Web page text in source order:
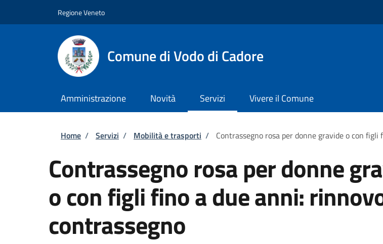
Regione Veneto
Comune di Vodo di Cadore
Amministrazione Novità Servizi Vivere il Comune
Briciole di pane
Home / Servizi / Mobilità e trasporti / Contrassegno rosa per donne gravide o con
Contrassegno rosa per donne
o con figli fino a due anni:
contrassegno